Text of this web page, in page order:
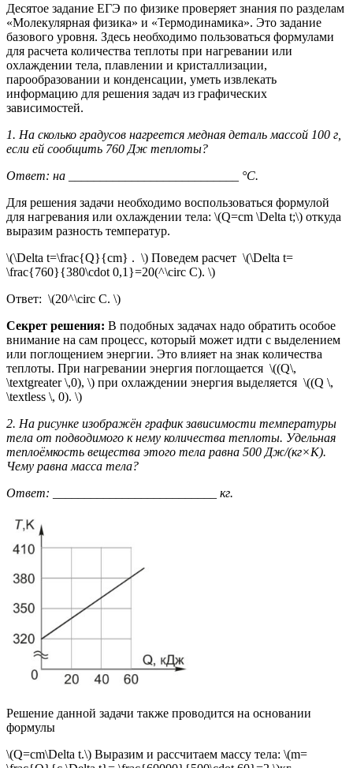
Десятое задание ЕГЭ по физике проверяет знания по разделам
«Молекулярная физика» и «Термодинамика». Это задание
базового уровня. Здесь необходимо пользоваться формулами
для расчета количества теплоты при нагревании или
охлаждении тела, плавлении и кристаллизации,
парообразовании и конденсации, уметь извлекать
информацию для решения задач из графических
зависимостей.
1. На сколько градусов нагреется медная деталь массой 100 г,
если ей сообщить 760 Дж теплоты?
Ответ: на ___________________________ °С.
Для решения задачи необходимо воспользоваться формулой
для нагревания или охлаждении тела: \(Q=cm \Delta t;\) откуда
выразим разность температур.
\(\Delta t=\frac{Q}{cm} . \) Поведем расчет \(\Delta t=
\frac{760}{380\cdot 0,1}=20(^\circ C). \)
Ответ: \(20^\circ C. \)
Секрет решения: В подобных задачах надо обратить особое
внимание на сам процесс, который может идти с выделением
или поглощением энергии. Это влияет на знак количества
теплоты. При нагревании энергия поглощается \((Q\,
\textgreater \,0), \) при охлаждении энергия выделяется \((Q \,
\textless \, 0). \)
2. На рисунке изображён график зависимости температуры
тела от подводимого к нему количества теплоты. Удельная
теплоёмкость вещества этого тела равна 500 Дж/(кг×К).
Чему равна масса тела?
Ответ: __________________________ кг.
Решение данной задачи также проводится на основании
формулы
\(Q=cm\Delta t.\) Выразим и рассчитаем массу тела: \(m=